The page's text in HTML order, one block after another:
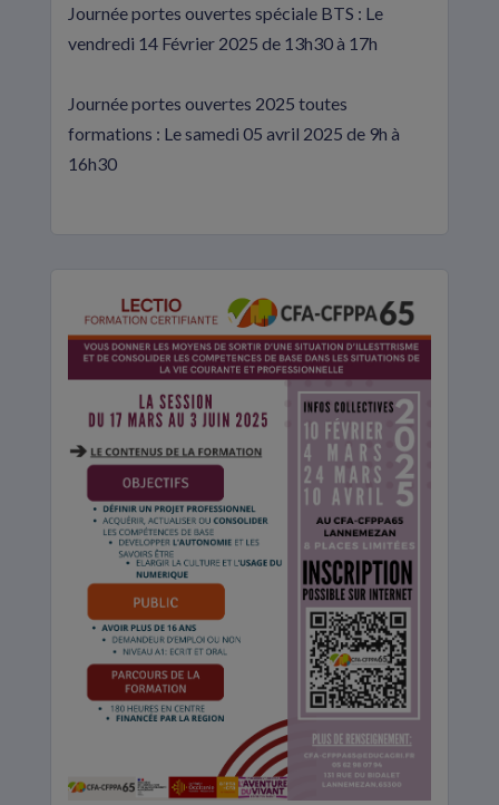
Journée portes ouvertes spéciale BTS : Le
vendredi 14 Février 2025 de 13h30 à 17h
Journée portes ouvertes 2025 toutes
formations : Le samedi 05 avril 2025 de 9h à
16h30